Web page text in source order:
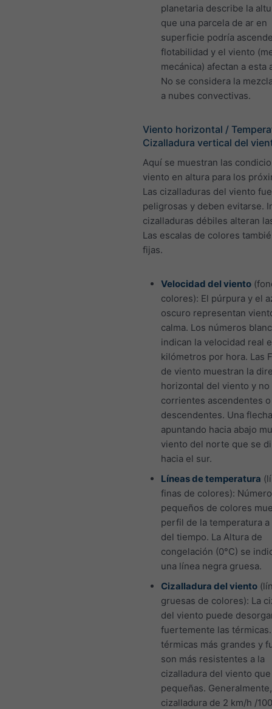
planetaria describe la
que una parcela de ar en
superficie podría
flotabilidad y el viento
mecánica) afectan a esta
No se considera la
a nubes convectivas.
Viento horizontal /
Cizalladura vertical del
Aquí se muestran las
viento en altura para los
Las cizalladuras del viento
peligrosas y deben evitarse.
cizalladuras débiles alteran
Las escalas de colores
fijas.
Velocidad del viento
colores): El púrpura y el
oscuro representan
calma. Los números
indican la velocidad real
kilómetros por hora. Las
de viento muestran la
horizontal del viento y no
corrientes ascendentes o
descendentes. Una flecha
apuntando hacia abajo
viento del norte que se
hacia el sur.
Líneas de temperatura
finas de colores):
pequeños de colores
perfil de la temperatura
del tiempo. La Altura de
congelación (0°C) se
una línea negra gruesa.
Cizalladura del viento
gruesas de colores): La
del viento puede
fuertemente las
térmicas más grandes y
son más resistentes a la
cizalladura del viento
pequeñas.
cizalladura de 2 km/h /